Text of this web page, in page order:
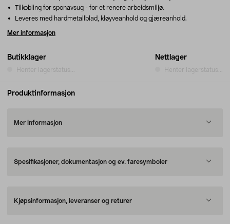
Butikklager
Henter lagerstatus...
Nettlager
Henter lagerstatus...
Tilkobling for sponavsug - for et renere arbeidsmiljø.
Leveres med hardmetallblad, kløyveanhold og gjæreanhold.
Mer informasjon
Produktinformasjon
Mer informasjon
Spesifikasjoner, dokumentasjon og ev. faresymboler
Kjøpsinformasjon, leveranser og returer